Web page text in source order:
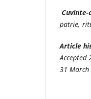
Cuvinte-
patrie,
Article
Accepted
31 March